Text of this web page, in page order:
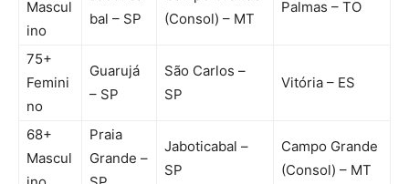
Mascul
ino
bal – SP
(Consol) – MT
Palmas – TO
75+
Femini
no
Guarujá
– SP
São Carlos –
SP
Vitória – ES
68+
Mascul
Praia
Grande –
Jaboticabal –
SP
Campo Grande
(Consol) – MT